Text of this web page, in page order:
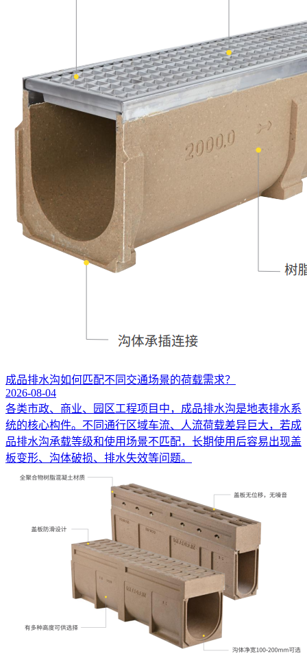
成品排水沟如何匹配不同交通场景的荷载需求？
2026-08-04
各类市政、商业、园区工程项目中，成品排水沟是地表排水系
统的核心构件。不同通行区域车流、人流荷载差异巨大，若成
品排水沟承载等级和使用场景不匹配，长期使用后容易出现盖
板变形、沟体破损、排水失效等问题。